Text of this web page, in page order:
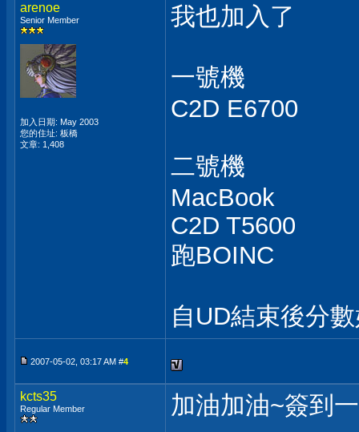
arenoe
Senior Member
加入日期: May 2003
您的住址: 板橋
文章: 1,408
我也加入了
一號機
C2D E6700
二號機
MacBook
C2D T5600
跑BOINC
自UD結束後分
2007-05-02, 03:17 AM #4
kcts35
Regular Member 加油加油~簽到